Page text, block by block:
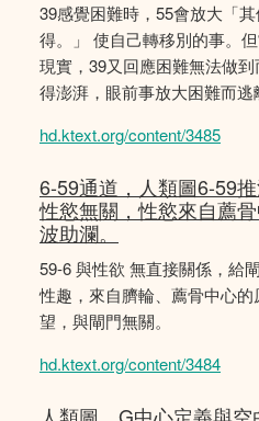
39感覺困難時，55會放大「
得。」 使自己轉移別的事。
現實，39又回應困難無法做
得澎湃，眼前事放大困難而逃
hd.ktext.org/content/3485
6-59通道，人類圖6-59
性慾無關，性慾來自薦
波助瀾。
59-6 與性欲 無直接關係，給
性趣，來自臍輪、薦骨中心
望，與閘門無關。
hd.ktext.org/content/3484